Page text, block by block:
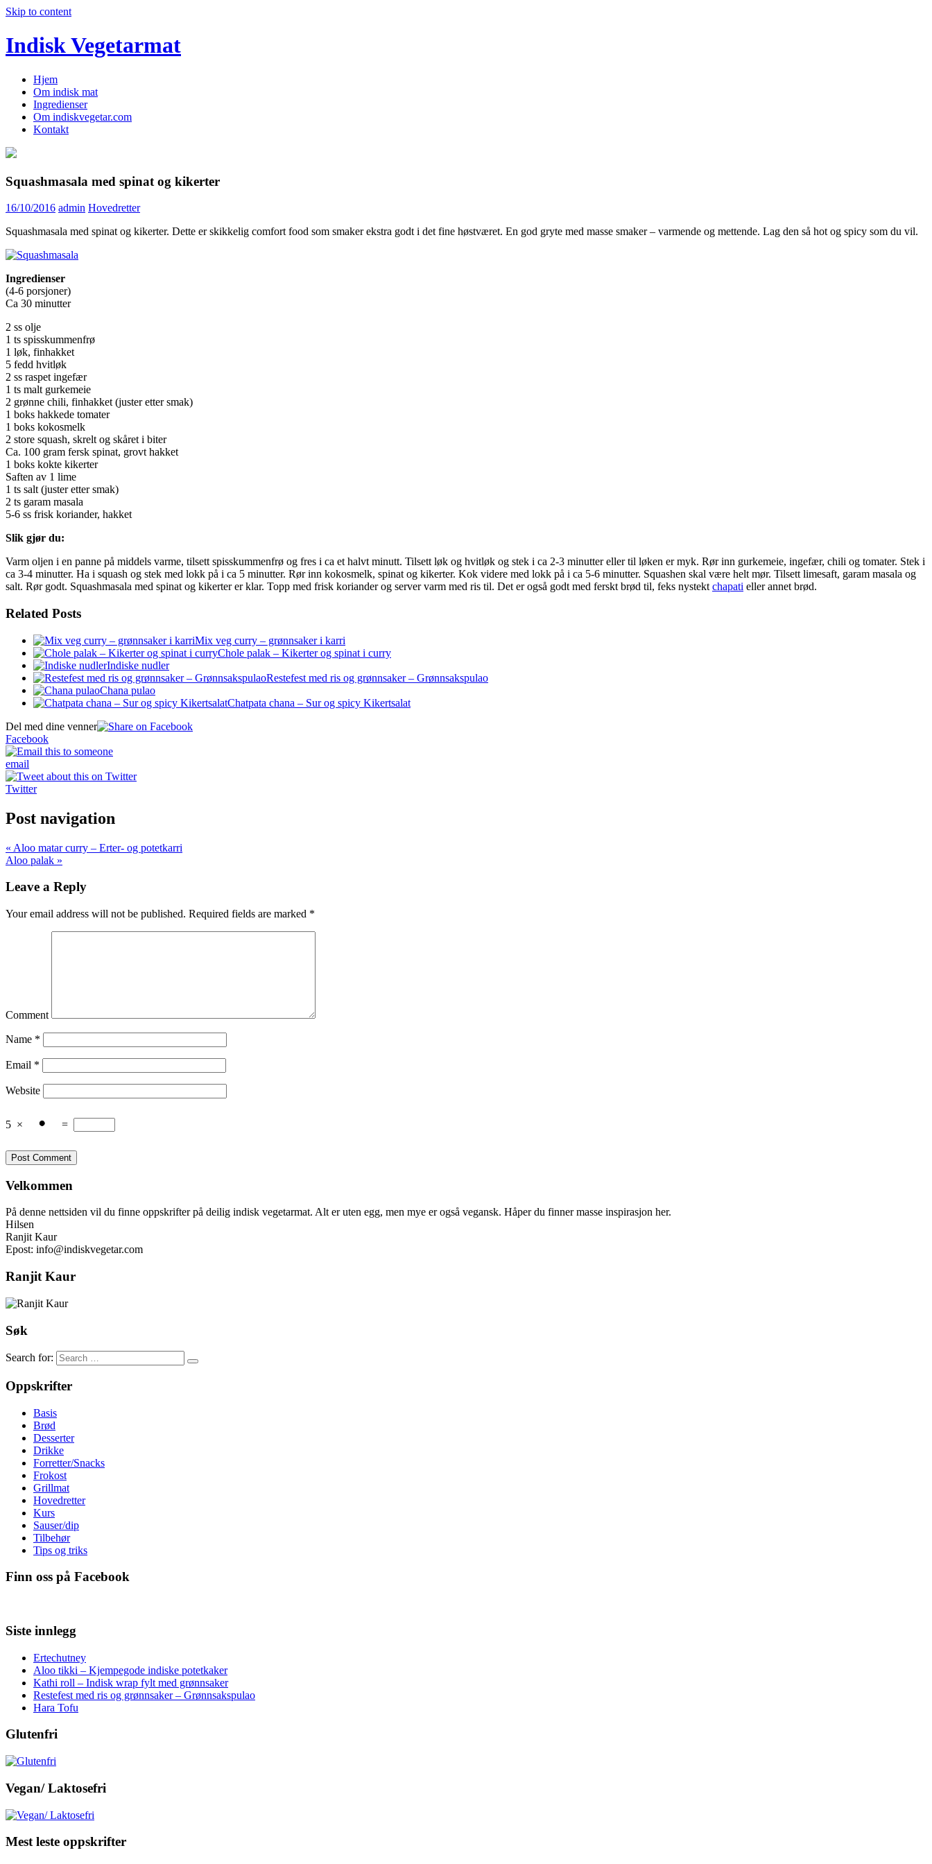
Skip to content
Indisk Vegetarmat
Hjem
Om indisk mat
Ingredienser
Om indiskvegetar.com
Kontakt
Squashmasala med spinat og kikerter
16/10/2016 admin Hovedretter
Squashmasala med spinat og kikerter. Dette er skikkelig comfort food som smaker ekstra godt i det fine høstværet. En god gryte med masse smaker – varmende og mettende. Lag den så hot og spicy som du vil.
Ingredienser
(4-6 porsjoner)
Ca 30 minutter
2 ss olje
1 ts spisskummenfrø
1 løk, finhakket
5 fedd hvitløk
2 ss raspet ingefær
1 ts malt gurkemeie
2 grønne chili, finhakket (juster etter smak)
1 boks hakkede tomater
1 boks kokosmelk
2 store squash, skrelt og skåret i biter
Ca. 100 gram fersk spinat, grovt hakket
1 boks kokte kikerter
Saften av 1 lime
1 ts salt (juster etter smak)
2 ts garam masala
5-6 ss frisk koriander, hakket
Slik gjør du:
Varm oljen i en panne på middels varme, tilsett spisskummenfrø og fres i ca et halvt minutt. Tilsett løk og hvitløk og stek i ca 2-3 minutter eller til løken er myk. Rør inn gurkemeie, ingefær, chili og tomater. Stek i
ca 3-4 minutter. Ha i squash og stek med lokk på i ca 5 minutter. Rør inn kokosmelk, spinat og kikerter. Kok videre med lokk på i ca 5-6 minutter. Squashen skal være helt mør. Tilsett limesaft, garam masala og
salt. Rør godt. Squashmasala med spinat og kikerter er klar. Topp med frisk koriander og server varm med ris til. Det er også godt med ferskt brød til, feks nystekt chapati eller annet brød.
Related Posts
Mix veg curry – grønnsaker i karri
Chole palak – Kikerter og spinat i curry
Indiske nudler
Restefest med ris og grønnsaker – Grønnsakspulao
Chana pulao
Chatpata chana – Sur og spicy Kikertsalat
Del med dine venner
Facebook
email
Twitter
Post navigation
« Aloo matar curry – Erter- og potetkarri
Aloo palak »
Leave a Reply
Your email address will not be published. Required fields are marked *
Comment
Name *
Email *
Website
5 × =
Velkommen
På denne nettsiden vil du finne oppskrifter på deilig indisk vegetarmat. Alt er uten egg, men mye er også vegansk. Håper du finner masse inspirasjon her.
Hilsen
Ranjit Kaur
Epost: info@indiskvegetar.com
Ranjit Kaur
Søk
Search for:
Oppskrifter
Basis
Brød
Desserter
Drikke
Forretter/Snacks
Frokost
Grillmat
Hovedretter
Kurs
Sauser/dip
Tilbehør
Tips og triks
Finn oss på Facebook
Siste innlegg
Ertechutney
Aloo tikki – Kjempegode indiske potetkaker
Kathi roll – Indisk wrap fylt med grønnsaker
Restefest med ris og grønnsaker – Grønnsakspulao
Hara Tofu
Glutenfri
Vegan/ Laktosefri
Mest leste oppskrifter